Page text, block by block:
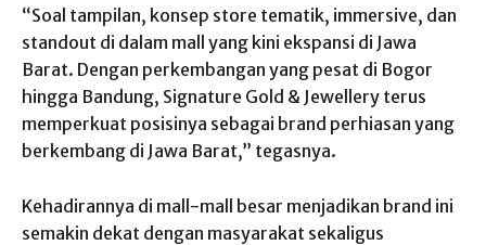
“Soal tampilan, konsep store tematik, immersive, dan
standout di dalam mall yang kini ekspansi di Jawa
Barat. Dengan perkembangan yang pesat di Bogor
hingga Bandung, Signature Gold & Jewellery terus
memperkuat posisinya sebagai brand perhiasan yang
berkembang di Jawa Barat,” tegasnya.
Kehadirannya di mall-mall besar menjadikan brand ini
semakin dekat dengan masyarakat sekaligus